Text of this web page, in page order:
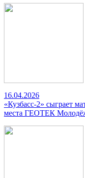
16.04.2026
«Кузбасс-2» сыграет
места ГЕОТЕК